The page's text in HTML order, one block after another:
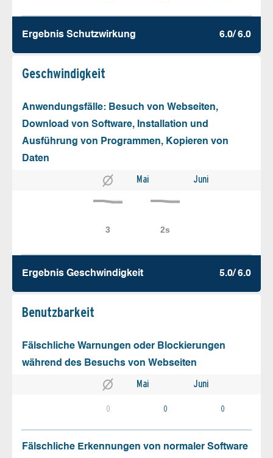
Ergebnis Schutz­wirkung 6.0/ 6.0
Geschw­indigkeit
Anwendungsfälle: Besuch von Webseiten,
Download von Software, Installation und
Ausführung von Programmen, Kopieren von
Daten
Mai Juni
Ergebnis Geschw­indigkeit 5.0/ 6.0
Benutz­barkeit
Fälschliche Warnungen oder Blockierungen
während des Besuchs von Webseiten
Mai Juni
0 0 0
Fälschliche Erkennungen von normaler Software